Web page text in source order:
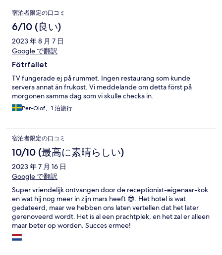
口
コ
ミ
宿泊者限定の口コミ
6/10 (良い)
2023 年 8 月 7 日
Google で翻訳
Fötrfallet
TV fungerade ej på rummet. Ingen restaurang som kunde
servera annat än frukost. Vi meddelande om detta först på
morgonen samma dag som vi skulle checka in.
Per-Olof、1 泊旅行
宿泊者限定の口コミ
10/10 (最高に素晴らしい)
2023 年 7 月 16 日
Google で翻訳
Super vriendelijk ontvangen door de receptionist-eigenaar-kok
en wat hij nog meer in zijn mars heeft 😎. Het hotel is wat
gedateerd, maar we hebben ons laten vertellen dat het later
gerenoveerd wordt. Het is al een prachtplek, en het zal er alleen
maar beter op worden. Succes ermee!